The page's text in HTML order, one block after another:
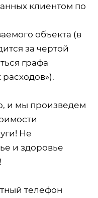
клиентом по
объекта (в
за чертой
графа
и мы произведем
Не
и здоровье
телефон